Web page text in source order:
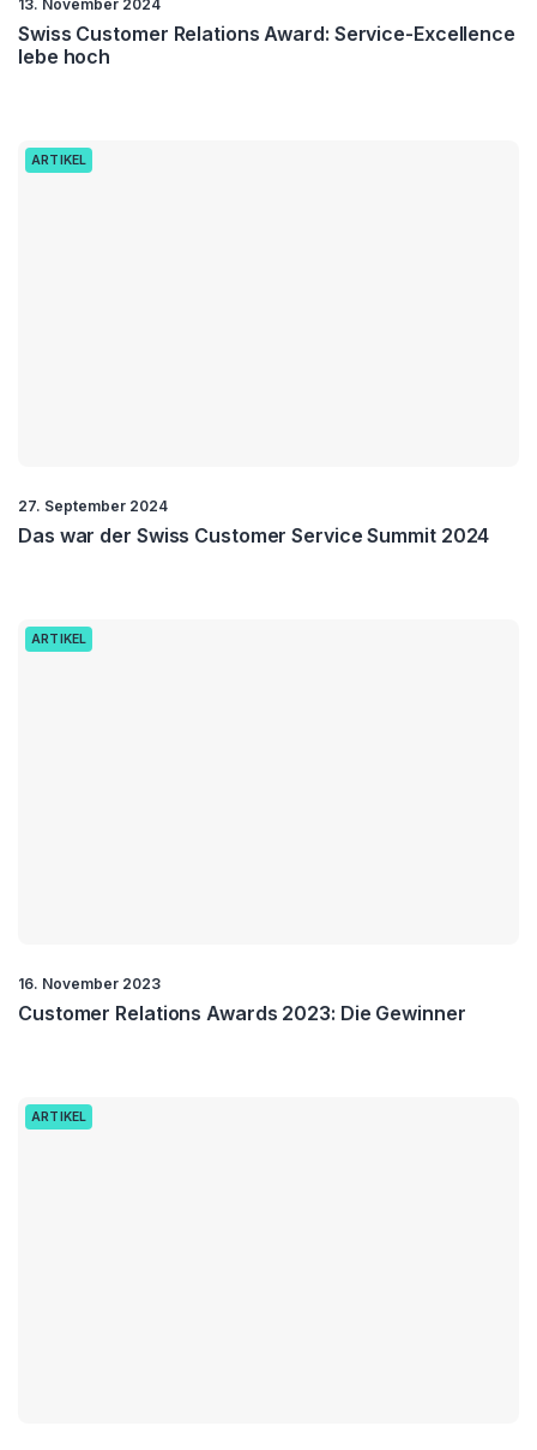
13. November 2024
Swiss Customer Relations Award: Service-Excellence
lebe hoch
ARTIKEL
27. September 2024
Das war der Swiss Customer Service Summit 2024
ARTIKEL
16. November 2023
Customer Relations Awards 2023: Die Gewinner
ARTIKEL